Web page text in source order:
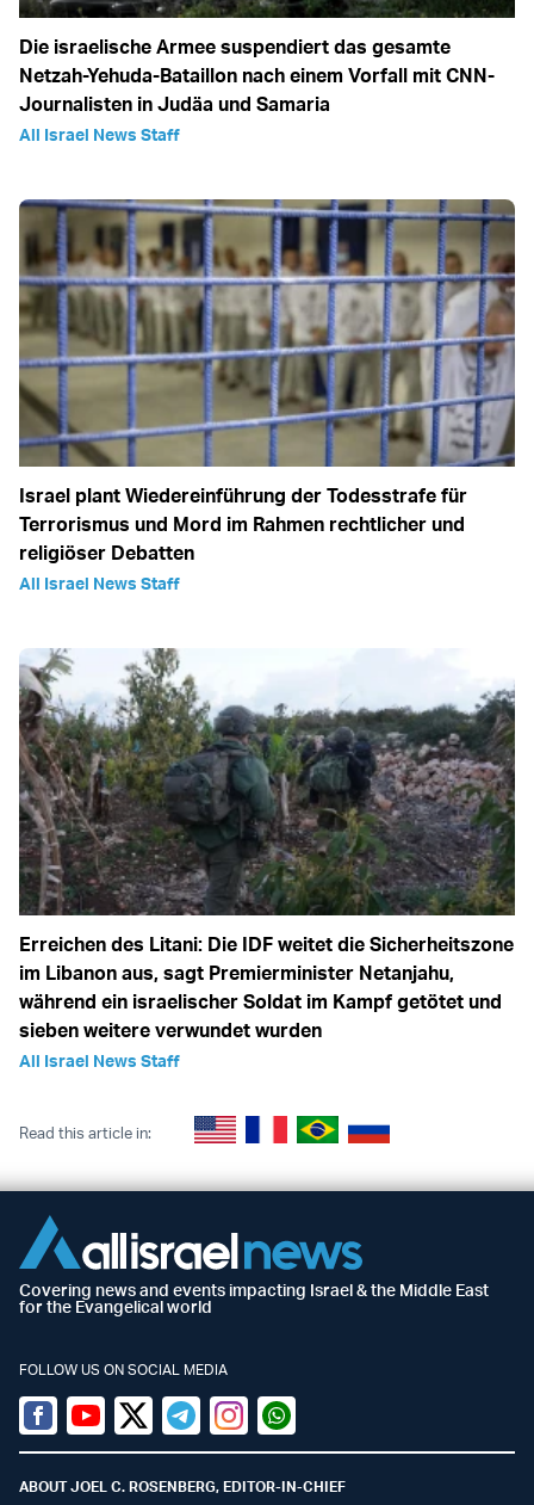
Die israelische Armee suspendiert das gesamte
Netzah-Yehuda-Bataillon nach einem Vorfall mit CNN-
Journalisten in Judäa und Samaria
All Israel News Staff
Israel plant Wiedereinführung der Todesstrafe für
Terrorismus und Mord im Rahmen rechtlicher und
religiöser Debatten
All Israel News Staff
Erreichen des Litani: Die IDF weitet die Sicherheitszone
im Libanon aus, sagt Premierminister Netanjahu,
während ein israelischer Soldat im Kampf getötet und
sieben weitere verwundet wurden
All Israel News Staff
Read this article in:
Covering news and events impacting Israel & the Middle East
for the Evangelical world
FOLLOW US ON SOCIAL MEDIA
Facebook
YoutubeTwitter (X)
TelegramInstagramWhatsapp
ABOUT JOEL C. ROSENBERG, EDITOR-IN-CHIEF